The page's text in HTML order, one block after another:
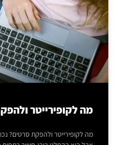
מה לקופירייטר
מה לקופירייטר ולהפקת סרטים?